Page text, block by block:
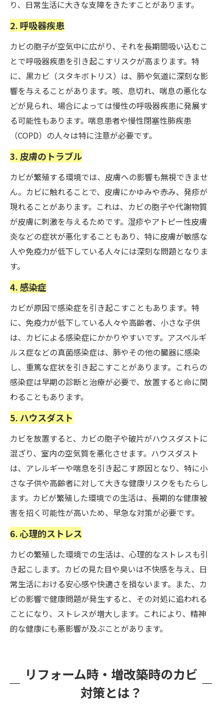
り、日常生活に大きな支障をきたすことがあります。
2. 呼吸器疾患
カビの胞子が空気中に広がり、それを長期間吸い込むこ
とで呼吸器疾患を引き起こすリスクが高まります。特
に、黒カビ（スタキボトリス）は、肺や気道に深刻な影
響を与えることがあります。咳、息切れ、喘息の悪化な
どが見られ、場合によっては慢性の呼吸器疾患に発展す
る可能性もあります。喘息患者や慢性閉塞性肺疾患
（COPD）の人々は特に注意が必要です。
3. 皮膚のトラブル
カビが繁殖する環境では、皮膚への影響も無視できませ
ん。カビに触れることで、皮膚にかゆみや赤み、発疹が
現れることがあります。これは、カビの胞子や代謝物質
が皮膚に刺激を与えるためです。湿疹やアトピー性皮膚
炎などの症状が悪化することもあり、特に皮膚が敏感な
人や免疫力が低下している人々には深刻な問題となりま
す。
4. 感染症
カビが原因で感染症を引き起こすこともあります。特
に、免疫力が低下している人々や高齢者、小さな子供
は、カビによる感染症にかかりやすいです。アスペルギ
ルス症などの真菌感染症は、肺やその他の臓器に感染
し、重篤な症状を引き起こすことがあります。これらの
感染症は早期の診断と治療が必要で、放置すると命に関
わることもあります。
5. ハウスダスト
カビを放置すると、カビの胞子や破片がハウスダストに
混ざり、室内の空気質を悪化させます。ハウスダスト
は、アレルギーや喘息を引き起こす原因となり、特に小
さな子供や高齢者に対して大きな健康リスクをもたらし
ます。カビが繁殖した環境での生活は、長期的な健康被
害を招く可能性が高いため、早急な対策が必要です。
6. 心理的ストレス
カビの繁殖した環境での生活は、心理的なストレスも引
き起こします。カビの見た目や臭いは不快感を与え、日
常生活における安心感や快適さを損ないます。また、カ
ビの影響で健康問題が発生すると、その対処に追われる
ことになり、ストレスが増大します。これにより、精神
的な健康にも悪影響が及ぶことがあります。
リフォーム時・増改築時のカビ
対策とは？